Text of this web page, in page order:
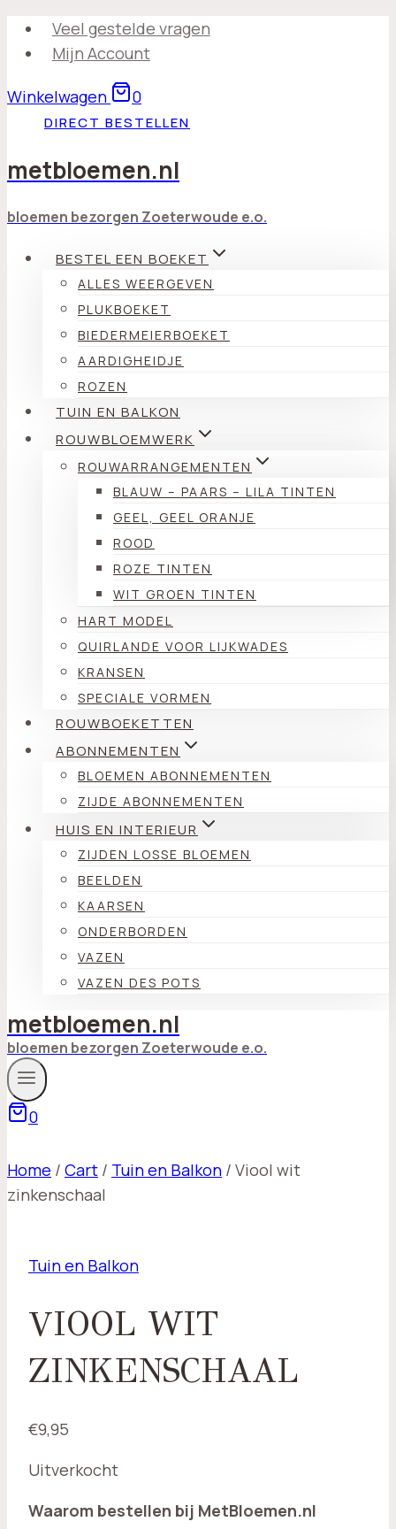
Doorgaan
naar
Veel gestelde vragen
Mijn Account
Winkelwagen 0
DIRECT BESTELLEN
metbloemen.nl
bloemen bezorgen Zoeterwoude e.o.
BESTEL EEN BOEKET
ALLES WEERGEVEN
PLUKBOEKET
BIEDERMEIERBOEKET
AARDIGHEIDJE
ROZEN
TUIN EN BALKON
ROUWBLOEMWERK
ROUWARRANGEMENTEN
BLAUW – PAARS – LILA TINTEN
GEEL, GEEL ORANJE
ROOD
ROZE TINTEN
WIT GROEN TINTEN
HART MODEL
QUIRLANDE VOOR LIJKWADES
KRANSEN
SPECIALE VORMEN
ROUWBOEKETTEN
ABONNEMENTEN
BLOEMEN ABONNEMENTEN
ZIJDE ABONNEMENTEN
HUIS EN INTERIEUR
ZIJDEN LOSSE BLOEMEN
BEELDEN
KAARSEN
ONDERBORDEN
VAZEN
VAZEN DES POTS
metbloemen.nl
bloemen bezorgen Zoeterwoude e.o.
0
Home / Cart / Tuin en Balkon / Viool wit
zinkenschaal
Tuin en Balkon
VIOOL WIT
ZINKENSCHAAL
€9,95
Uitverkocht
Waarom bestellen bij MetBloemen.nl